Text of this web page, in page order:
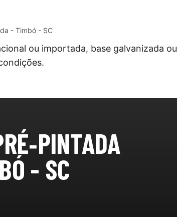
- Timbó - SC
ou importada, base galvanizada ou
- SC